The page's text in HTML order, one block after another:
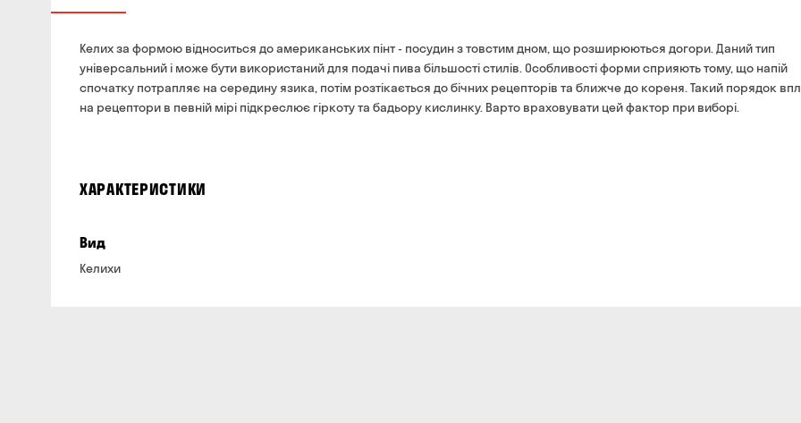
Келих за формою відноситься до американських пінт - посудин з товстим дном, що розширюються догори. Даний тип
універсальний і може бути використаний для подачі пива більшості стилів. Особливості форми сприяють тому, що напій
спочатку потрапляє на середину язика, потім розтікається до бічних рецепторів та ближче до кореня. Такий порядок
на рецептори в певній мірі підкреслює гіркоту та бадьору кислинку. Варто враховувати цей фактор при виборі.
ХАРАКТЕРИСТИКИ
Вид
Келихи